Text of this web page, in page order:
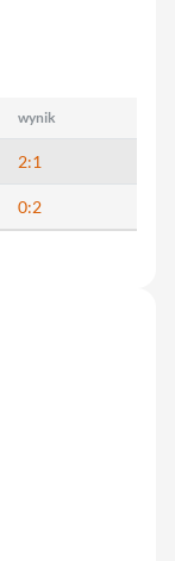
wynik
2:1
0:2